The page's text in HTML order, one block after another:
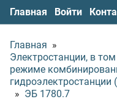
Главная Войти
Главная »
Электростанции, в
режиме
гидроэлектростанции
» ЭБ 1780.7